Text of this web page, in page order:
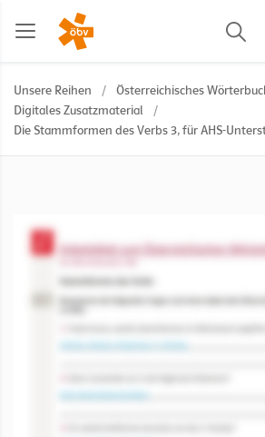
Unsere Reihen / Österreichisches
Digitales Zusatzmaterial
/
Die Stammformen des Verbs 3, für AHS-